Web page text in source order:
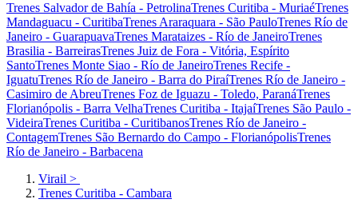
Trenes Salvador de Bahía - PetrolinaTrenes Curitiba - MuriaéTrenes
Mandaguacu - CuritibaTrenes Araraquara - São PauloTrenes Río de
Janeiro - GuarapuavaTrenes Marataizes - Río de JaneiroTrenes
Brasilia - BarreirasTrenes Juiz de Fora - Vitória, Espírito
SantoTrenes Monte Siao - Río de JaneiroTrenes Recife -
IguatuTrenes Río de Janeiro - Barra do PiraíTrenes Río de Janeiro -
Casimiro de AbreuTrenes Foz de Iguazu - Toledo, ParanáTrenes
Florianópolis - Barra VelhaTrenes Curitiba - ItajaíTrenes São Paulo -
VideiraTrenes Curitiba - CuritibanosTrenes Río de Janeiro -
ContagemTrenes São Bernardo do Campo - FlorianópolisTrenes
Río de Janeiro - Barbacena
Virail >
Trenes Curitiba - Cambara